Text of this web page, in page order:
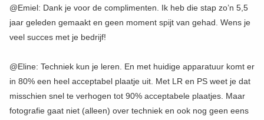
@Emiel: Dank je voor de complimenten. Ik heb die stap zo’n 5,5
jaar geleden gemaakt en geen moment spijt van gehad. Wens je
veel succes met je bedrijf!
@Eline: Techniek kun je leren. En met huidige apparatuur komt er
in 80% een heel acceptabel plaatje uit. Met LR en PS weet je dat
misschien snel te verhogen tot 90% acceptabele plaatjes. Maar
fotografie gaat niet (alleen) over techniek en ook nog geen eens